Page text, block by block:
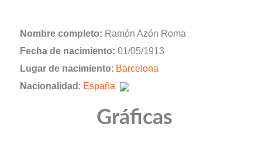
Nombre completo: Ramón Azón Roma
Fecha de nacimiento: 01/05/1913
Lugar de nacimiento: Barcelona
Nacionalidad : España
Gráficas